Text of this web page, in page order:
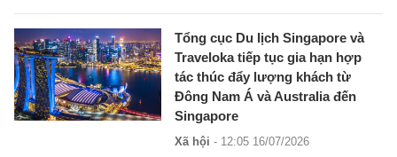
Tổng cục Du lịch Singapore và
Traveloka tiếp tục gia hạn hợp
tác thúc đẩy lượng khách từ
Đông Nam Á và Australia đến
Singapore
Xã hội - 12:05 16/07/2026